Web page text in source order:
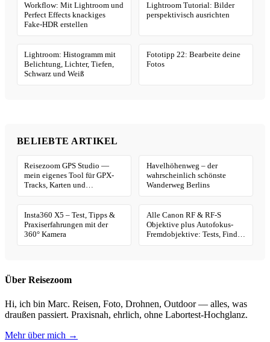
Workflow: Mit Lightroom und
Perfect Effects knackiges
Fake-HDR erstellen
Lightroom Tutorial: Bilder
perspektivisch ausrichten
Lightroom: Histogramm mit
Belichtung, Lichter, Tiefen,
Schwarz und Weiß
Fototipp 22: Bearbeite deine
Fotos
BELIEBTE ARTIKEL
Reisezoom GPS Studio —
mein eigenes Tool für GPX-
Tracks, Karten und
Havelhöhenweg – der
wahrscheinlich schönste
Wanderweg Berlins
Insta360 X5 – Test, Tipps &
Praxiserfahrungen mit der
360° Kamera
Alle Canon RF & RF-S
Objektive plus Autofokus-
Fremdobjektive: Tests, Finder
Über Reisezoom
Hi, ich bin Marc. Reisen, Foto, Drohnen, Outdoor — alles, was
draußen passiert. Praxisnah, ehrlich, ohne Labortest-Hochglanz.
Mehr über mich →